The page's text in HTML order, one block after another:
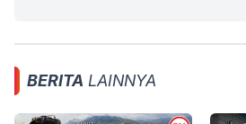
BERITA LAINNYA